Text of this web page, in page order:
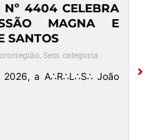
Nº 4404 CELEBRA
MAGNA E
SANTOS
Sem categoria
a A∴R∴L∴S∴ João